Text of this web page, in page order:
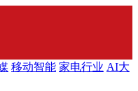
移动智能 家电行业 AI大